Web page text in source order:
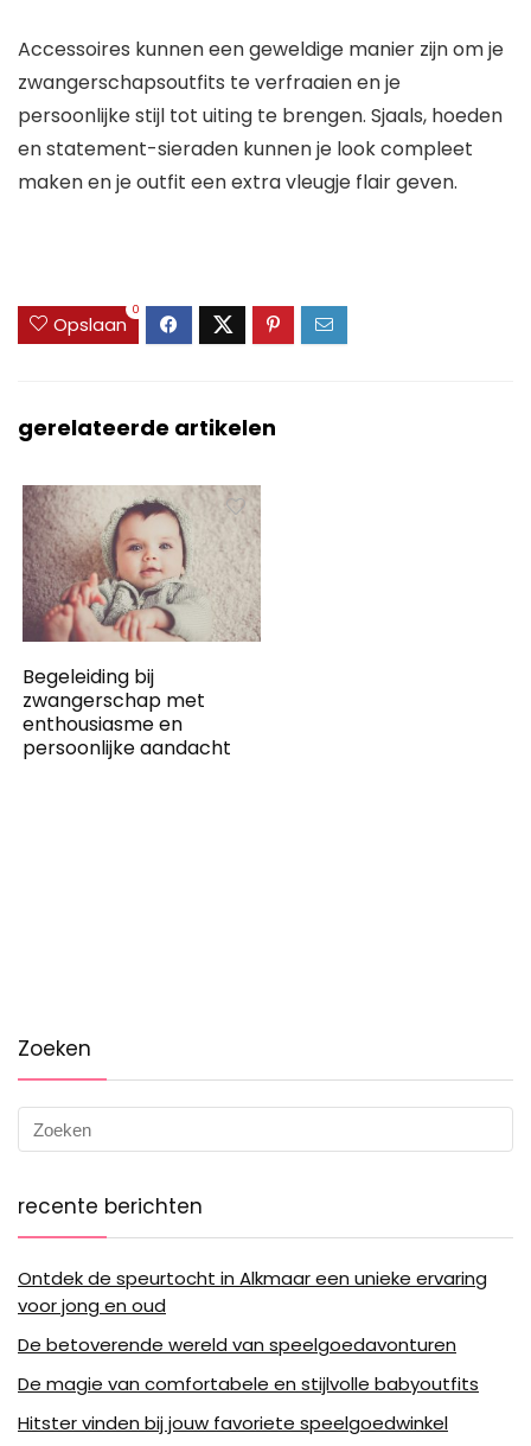
Accessoires kunnen een geweldige manier zijn om je
zwangerschapsoutfits te verfraaien en je
persoonlijke stijl tot uiting te brengen. Sjaals, hoeden
en statement-sieraden kunnen je look compleet
maken en je outfit een extra vleugje flair geven.
Opslaan
0
gerelateerde artikelen
Begeleiding bij
zwangerschap met
enthousiasme en
persoonlijke aandacht
Zoeken
recente berichten
Ontdek de speurtocht in Alkmaar een unieke ervaring
voor jong en oud
De betoverende wereld van speelgoedavonturen
De magie van comfortabele en stijlvolle babyoutfits
Hitster vinden bij jouw favoriete speelgoedwinkel